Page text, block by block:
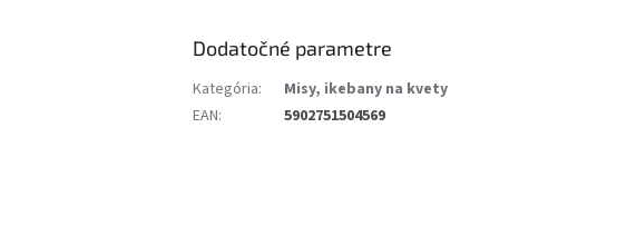
Dodatočné parametre
Kategória:
Misy, ikebany na kvety
EAN: 5902751504569